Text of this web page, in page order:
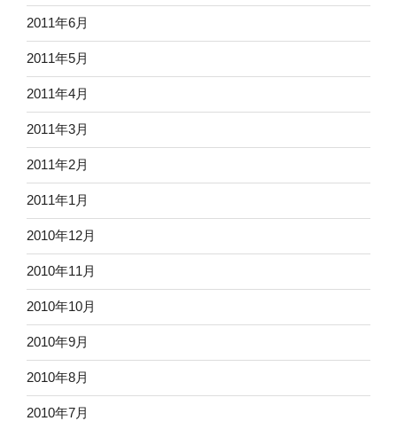
2011年6月
2011年5月
2011年4月
2011年3月
2011年2月
2011年1月
2010年12月
2010年11月
2010年10月
2010年9月
2010年8月
2010年7月